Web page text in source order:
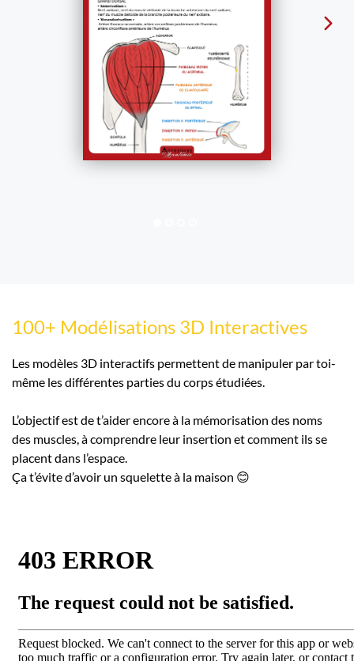
100+ Modélisations 3D Interactives
Les modèles 3D interactifs permettent de manipuler par toi-
même les différentes parties du corps étudiées.
L’objectif est de t’aider encore à la mémorisation des noms
des muscles, à comprendre leur insertion et comment ils se
placent dans l’espace.
Ça t’évite d’avoir un squelette à la maison 😊